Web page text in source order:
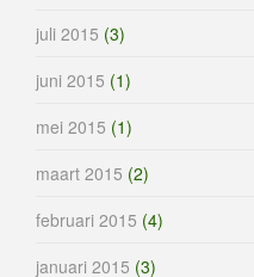
juli 2015 (3)
juni 2015 (1)
mei 2015 (1)
maart 2015 (2)
februari 2015 (4)
januari 2015 (3)